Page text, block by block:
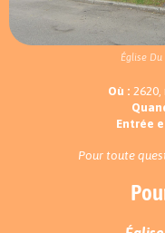
Église
Où :
Entrée
Pour toute